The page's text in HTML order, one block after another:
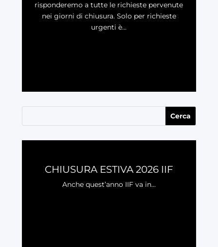
risponderemo a tutte le richieste pervenute
nei giorni di chiusura. Solo per richieste
urgenti è...
CHIUSURA ESTIVA 2026 IIF
Anche quest’anno IIF va in...